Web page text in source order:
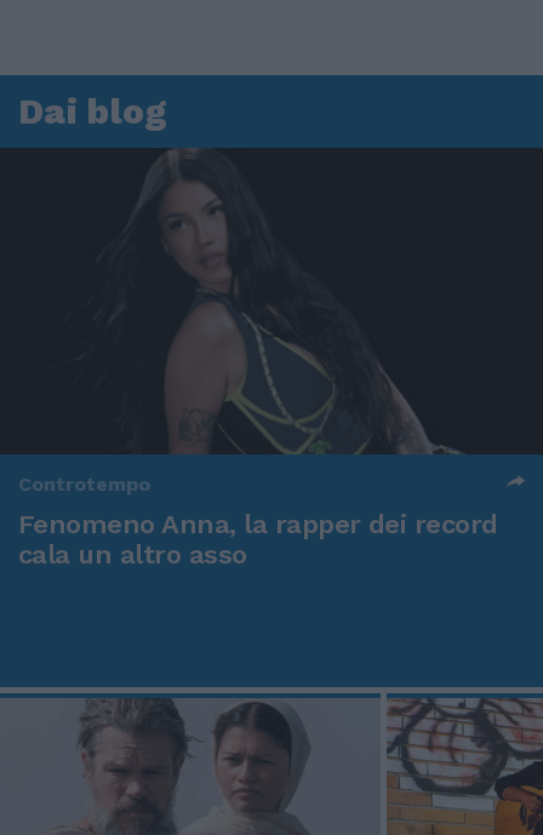
Dai blog
Controtempo
Fenomeno Anna, la rapper dei record
cala un altro asso